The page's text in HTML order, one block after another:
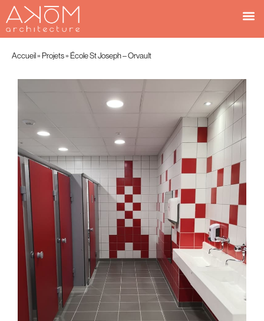
Accueil»Projets»École St Joseph – Orvault